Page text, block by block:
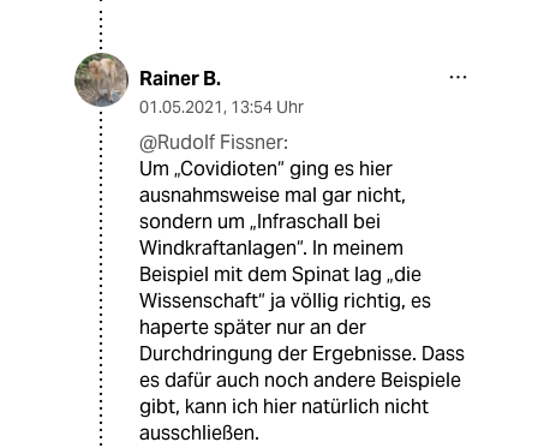
Rainer B.
01.05.2021, 13:54 Uhr
@Rudolf Fissner:
Um „Covidioten“ ging es hier
ausnahmsweise mal gar nicht,
sondern um „Infraschall bei
Windkraftanlagen“. In meinem
Beispiel mit dem Spinat lag „die
Wissenschaft“ ja völlig richtig, es
haperte später nur an der
Durchdringung der Ergebnisse. Dass
es dafür auch noch andere Beispiele
gibt, kann ich hier natürlich nicht
ausschließen.